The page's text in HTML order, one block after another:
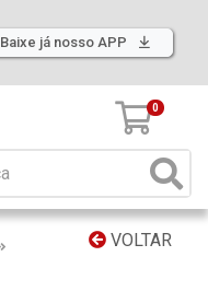
Baixe já nosso APP
0
VOLTAR